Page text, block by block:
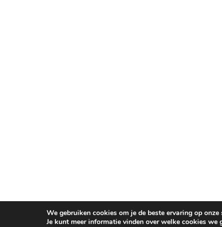
We gebruiken cookies om je de beste ervaring op onze
Je kunt meer informatie vinden over welke cookies